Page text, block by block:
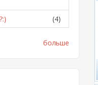
(4)
больше